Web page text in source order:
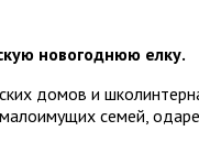
новогоднюю елку.
домов и
семей,